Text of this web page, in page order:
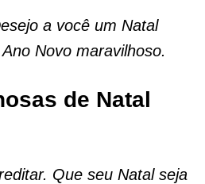
a você um Natal
Novo maravilhoso.
de Natal
Que seu Natal seja